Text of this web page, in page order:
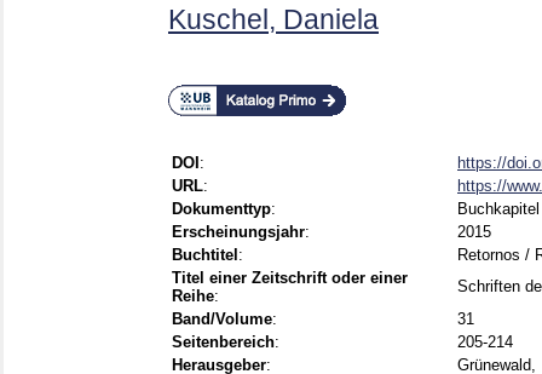
Kuschel, Daniela
DOI :
https://
URL:
https://
Dokumenttyp:
Buchkapitel
Erscheinungsjahr:
2015
Buchtitel :
Retornos /
Titel einer Zeitschrift oder einer
Reihe:
Schriften
Band/Volume:
31
Seitenbereich:
205-214
Herausgeber:
Grünewald,